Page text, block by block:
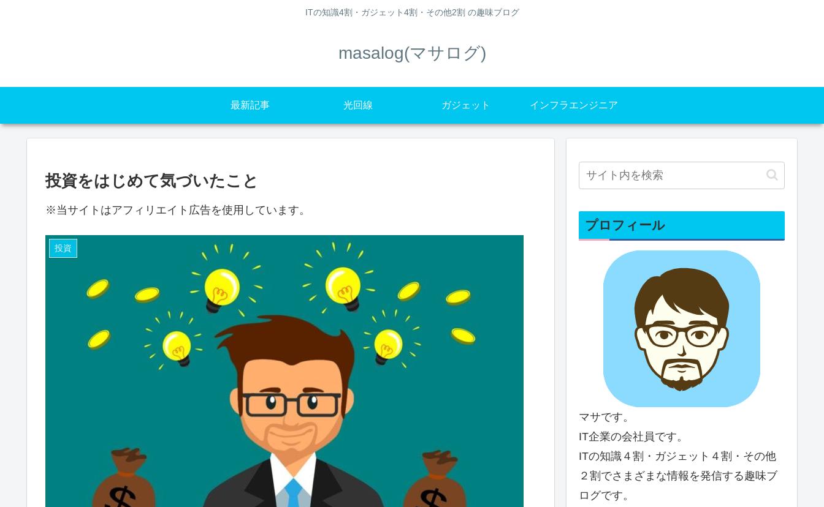
ITの知識4割・ガジェット4割・その他2割 の趣味ブログ
masalog(マサログ)
最新記事 光回線 ガジェット インフラエンジニア
投資をはじめて気づいたこと
※当サイトはアフィリエイト広告を使用しています。
投資
プロフィール
マサです。
IT企業の会社員です。
ITの知識４割・ガジェット４割・その他
２割でさまざまな情報を発信する趣味ブ
ログです。